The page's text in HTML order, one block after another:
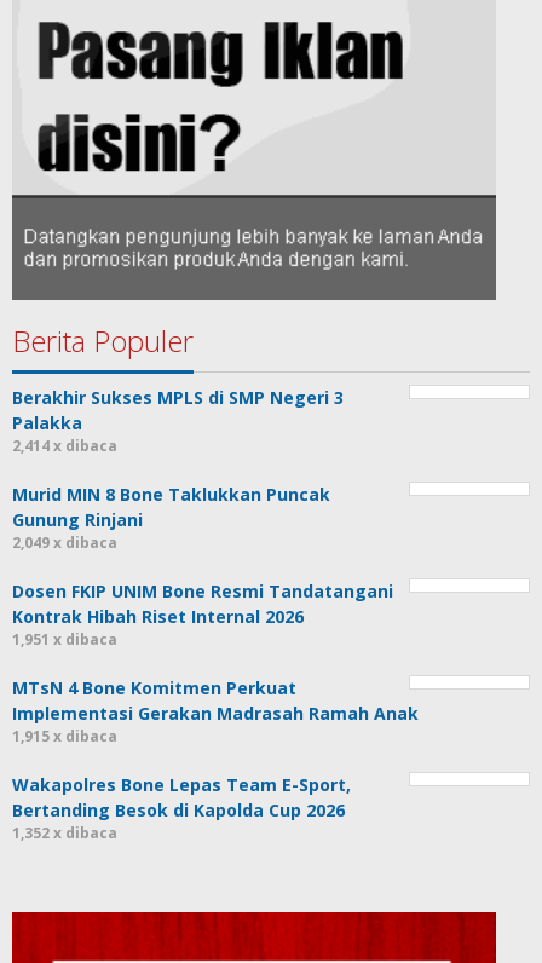
Berita Populer
Berakhir Sukses MPLS di SMP Negeri 3
Palakka
2,414 x dibaca
Murid MIN 8 Bone Taklukkan Puncak
Gunung Rinjani
2,049 x dibaca
Dosen FKIP UNIM Bone Resmi Tandatangani
Kontrak Hibah Riset Internal 2026
1,951 x dibaca
MTsN 4 Bone Komitmen Perkuat
Implementasi Gerakan Madrasah Ramah Anak
1,915 x dibaca
Wakapolres Bone Lepas Team E-Sport,
Bertanding Besok di Kapolda Cup 2026
1,352 x dibaca